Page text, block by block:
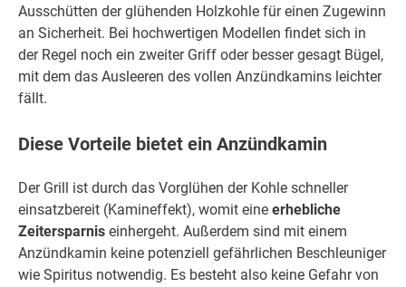
Ausschütten der glühenden Holzkohle für einen Zugewinn
an Sicherheit. Bei hochwertigen Modellen findet sich in
der Regel noch ein zweiter Griff oder besser gesagt Bügel,
mit dem das Ausleeren des vollen Anzündkamins leichter
fällt.
Diese Vorteile bietet ein Anzündkamin
Der Grill ist durch das Vorglühen der Kohle schneller
einsatzbereit (Kamineffekt), womit eine erhebliche
Zeitersparnis einhergeht. Außerdem sind mit einem
Anzündkamin keine potenziell gefährlichen Beschleuniger
wie Spiritus notwendig. Es besteht also keine Gefahr von